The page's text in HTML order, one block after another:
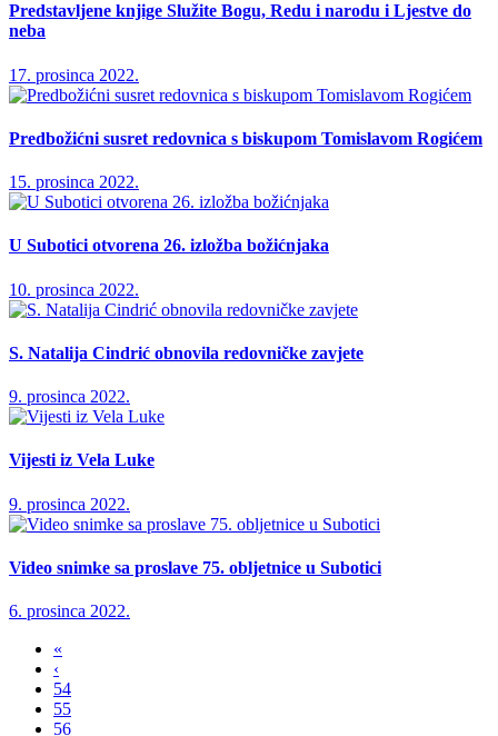
Predstavljene knjige Služite Bogu, Redu i narodu i Ljestve do
neba
17. prosinca 2022.
Predbožićni susret redovnica s biskupom Tomislavom Rogićem
15. prosinca 2022.
U Subotici otvorena 26. izložba božićnjaka
10. prosinca 2022.
S. Natalija Cindrić obnovila redovničke zavjete
9. prosinca 2022.
Vijesti iz Vela Luke
9. prosinca 2022.
Video snimke sa proslave 75. obljetnice u Subotici
6. prosinca 2022.
«
‹
54
55
56